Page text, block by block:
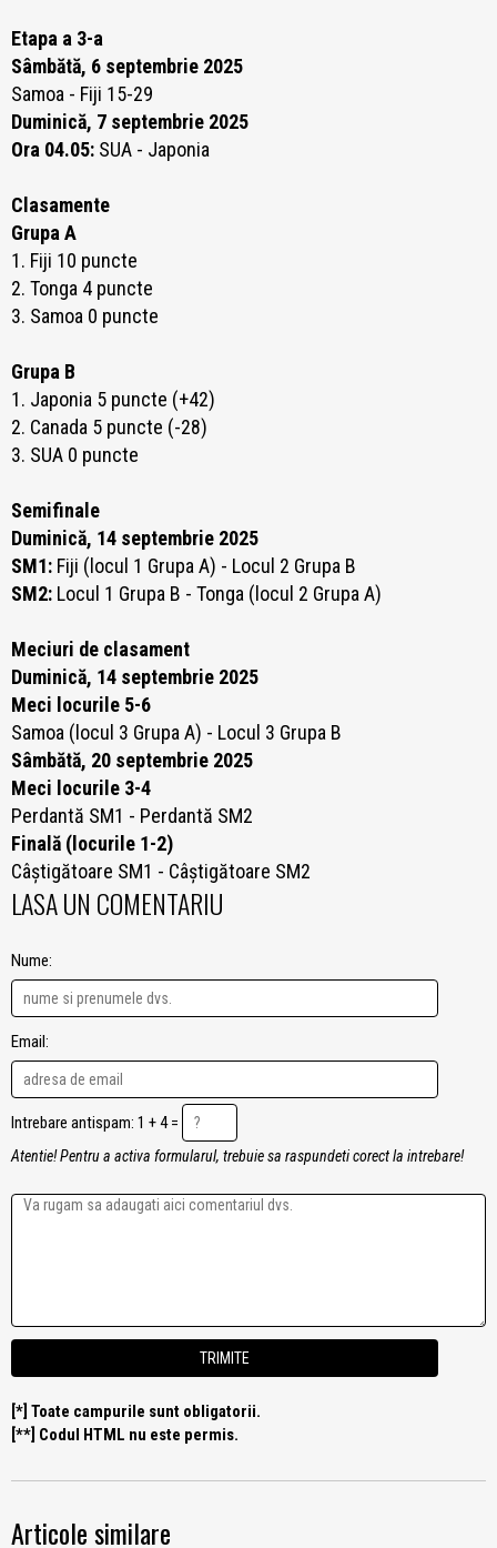
Etapa a 3-a
Sâmbătă, 6 septembrie 2025
Samoa - Fiji 15-29
Duminică, 7 septembrie 2025
Ora 04.05: SUA - Japonia
Clasamente
Grupa A
1. Fiji 10 puncte
2. Tonga 4 puncte
3. Samoa 0 puncte
Grupa B
1. Japonia 5 puncte (+42)
2. Canada 5 puncte (-28)
3. SUA 0 puncte
Semifinale
Duminică, 14 septembrie 2025
SM1: Fiji (locul 1 Grupa A) - Locul 2 Grupa B
SM2: Locul 1 Grupa B - Tonga (locul 2 Grupa A)
Meciuri de clasament
Duminică, 14 septembrie 2025
Meci locurile 5-6
Samoa (locul 3 Grupa A) - Locul 3 Grupa B
Sâmbătă, 20 septembrie 2025
Meci locurile 3-4
Perdantă SM1 - Perdantă SM2
Finală (locurile 1-2)
Câștigătoare SM1 - Câștigătoare SM2
LASA UN COMENTARIU
Nume:
Email:
Intrebare antispam: 1 + 4 =
Atentie! Pentru a activa formularul, trebuie sa raspundeti corect la intrebare!
[*] Toate campurile sunt obligatorii.
[**] Codul HTML nu este permis.
Articole similare